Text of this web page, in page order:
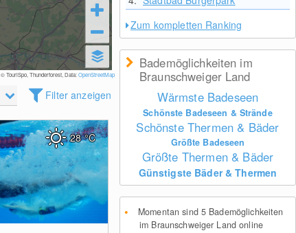
© TouriSpo, Thunderforest, Data:OpenStreetMap
Filter anzeigen
28°C
Zum kompletten Ranking
Bademöglichkeiten im
Braunschweiger Land
Wärmste Badeseen
Schönste Badeseen & Strände
Schönste Thermen & Bäder
Größte Badeseen
Größte Thermen & Bäder
Günstigste Bäder & Thermen
Momentan sind 5 Bademöglichkeiten
im Braunschweiger Land online